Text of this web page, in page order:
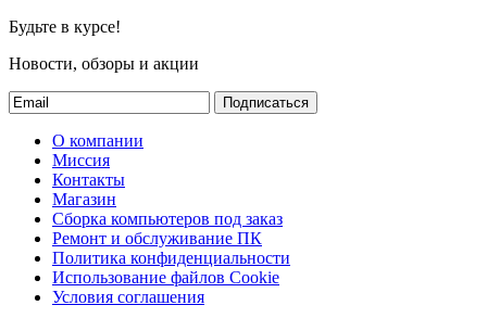
Будьте в курсе!
Новости, обзоры и акции
Подписаться
О компании
Миссия
Контакты
Магазин
Сборка компьютеров под заказ
Ремонт и обслуживание ПК
Политика конфиденциальности
Использование файлов Cookie
Условия соглашения